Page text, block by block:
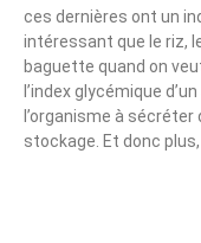
ces dernières ont un
intéressant que le riz,
baguette quand on
l’index glycémique
l’organisme à
stockage. Et donc